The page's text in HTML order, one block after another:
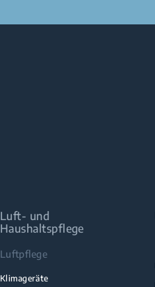
Luft- und
Haushaltspflege
Luftpflege
Klimageräte